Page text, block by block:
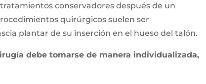
conservadores después de un
quirúrgicos suelen ser
plantar de su inserción en el hueso del talón.
debe tomarse de manera individualizada,